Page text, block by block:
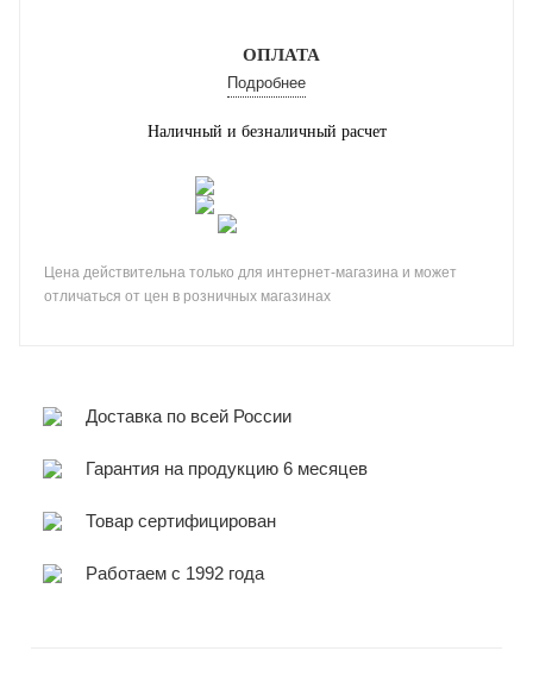
ОПЛАТА
Подробнее
Наличный и безналичный расчет
Цена действительна только для интернет-магазина и может
отличаться от цен в розничных магазинах
Доставка по всей России
Гарантия на продукцию 6 месяцев
Товар сертифицирован
Работаем с 1992 года